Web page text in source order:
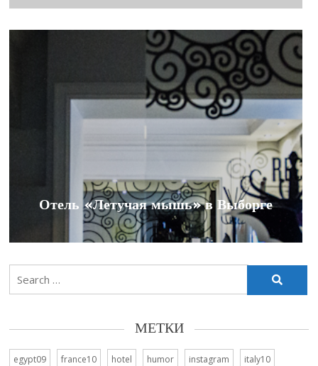
Отель «Летучая мышь» в Выборге
Search
МЕТКИ
egypt09 france10 hotel humor instagram italy10